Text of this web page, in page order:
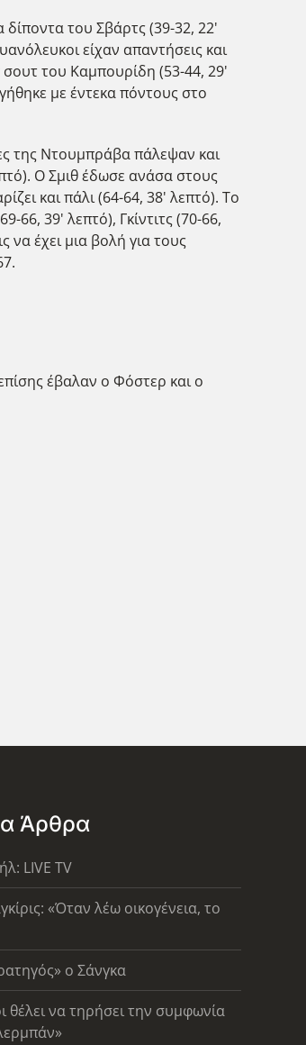
του Σβάρτς (39-32, 22'
είχαν απαντήσεις και
του Καμπουρίδη (53-44, 29'
με έντεκα πόντους στο
της Ντουμπράβα πάλεψαν και
Ο Σμιθ έδωσε ανάσα στους
και πάλι (64-64, 38' λεπτό). Το
66, 39' λεπτό), Γκίντιτς (70-66,
να έχει μια βολή για τους
έβαλαν ο Φόστερ και ο
Άρθρα
LIVE TV
«Όταν λέω οικογένεια, το
ο Σάνγκα
να τηρήσει την συμφωνία